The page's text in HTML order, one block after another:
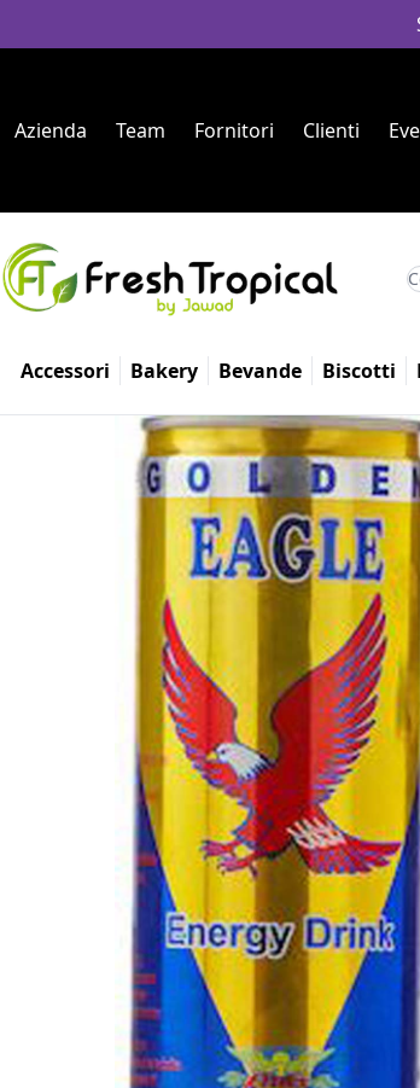
Azienda Team Fornitori Clienti
Accessori Bakery Bevande Biscotti